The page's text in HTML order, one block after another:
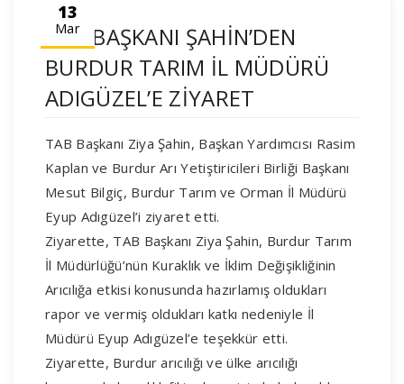
13
Mar
TAB BAŞKANI ŞAHİN’DEN
BURDUR TARIM İL MÜDÜRÜ
ADIGÜZEL’E ZİYARET
TAB Başkanı Ziya Şahin, Başkan Yardımcısı Rasim
Kaplan ve Burdur Arı Yetiştiricileri Birliği Başkanı
Mesut Bilgiç, Burdur Tarım ve Orman İl Müdürü
Eyup Adıgüzel’i ziyaret etti.
Ziyarette, TAB Başkanı Ziya Şahin, Burdur Tarım
İl Müdürlüğü’nün Kuraklık ve İklim Değişikliğinin
Arıcılığa etkisi konusunda hazırlamış oldukları
rapor ve vermiş oldukları katkı nedeniyle İl
Müdürü Eyup Adıgüzel’e teşekkür etti.
Ziyarette, Burdur arıcılığı ve ülke arıcılığı